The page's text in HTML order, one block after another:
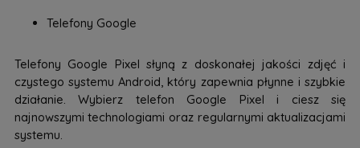
Telefony Google
Telefony Google Pixel słyną z doskonałej jakości zdjęć i
czystego systemu Android, który zapewnia płynne i szybkie
działanie. Wybierz telefon Google Pixel i ciesz się
najnowszymi technologiami oraz regularnymi aktualizacjami
systemu.